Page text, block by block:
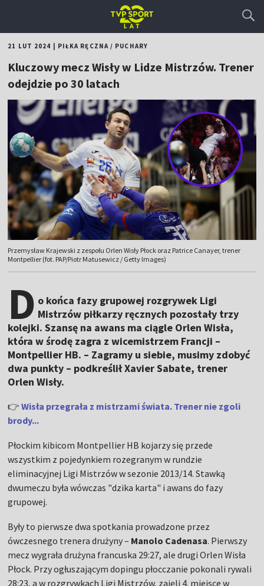
21 LUT 2024 PIŁKA RĘCZNA/ PUCHARY
Kluczowy mecz Wisły w Lidze Mistrzów. Trener
odejdzie po 30 latach
Przemysław Krajewski z zespołu Orlen Wisły Płock oraz Patrice Canayer, trener
Montpellier (fot. PAP/Piotr Matusewicz / Getty Images)
D o końca fazy grupowej rozgrywek Ligi
Mistrzów piłkarzy ręcznych pozostały trzy
kolejki. Szansę na awans ma ciągle Orlen Wisła,
która w środę zagra z wicemistrzem Francji –
Montpellier HB. – Zagramy u siebie, musimy zdobyć
dwa punkty – podkreślił Xavier Sabate, trener
Orlen Wisły.
👉Wisła przegrała z mistrzami świata. Trener nie zgoli
brody...
Płockim kibicom Montpellier HB kojarzy się przede
wszystkim z pojedynkiem rozegranym w rundzie
eliminacyjnej Ligi Mistrzów w sezonie 2013/14. Stawką
dwumeczu była wówczas "dzika karta" i awans do fazy
grupowej.
Były to pierwsze dwa spotkania prowadzone przez
ówczesnego trenera drużyny – Manolo Cadenasa. Pierwszy
mecz wygrała drużyna francuska 29:27, ale drugi Orlen Wisła
Płock. Przy ogłuszającym dopingu płocczanie pokonali rywali
28:23, a w rozgrywkach Ligi Mistrzów, zajęli 4. miejsce w